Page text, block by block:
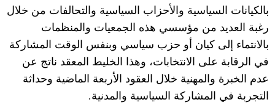
بالكيانات السياسية والأحزاب السياسية والتحالفات من خلال
رغبة العديد من مؤسسي هذه الجمعيات والمنظمات
بالانتماء إلى كيان أو حزب سياسي وبنفس الوقت المشاركة
في الرقابة على الانتخابات، وهذا الخليط المعقد ناتج عن
عدم الخبرة والمهنية خلال العقود الأربعة الماضية وحداثة
التجربة في المشاركة السياسية والمدنية.